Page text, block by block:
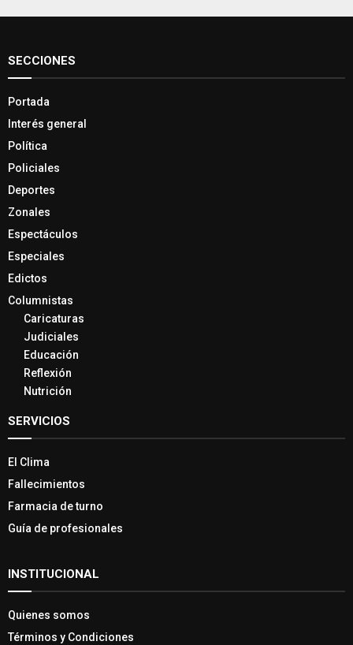
SECCIONES
Portada
Interés general
Política
Policiales
Deportes
Zonales
Espectáculos
Especiales
Edictos
Columnistas
Caricaturas
Judiciales
Educación
Reflexión
Nutrición
SERVICIOS
El Clima
Fallecimientos
Farmacia de turno
Guía de profesionales
INSTITUCIONAL
Quienes somos
Términos y Condiciones